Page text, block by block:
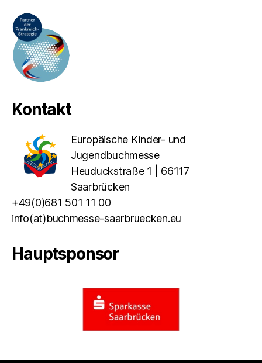
Kontakt
Europäische Kinder- und
Jugendbuchmesse
Heuduckstraße 1 | 66117
Saarbrücken
+49(0)681 501 11 00
info(at)buchmesse-saarbruecken.eu
Hauptsponsor